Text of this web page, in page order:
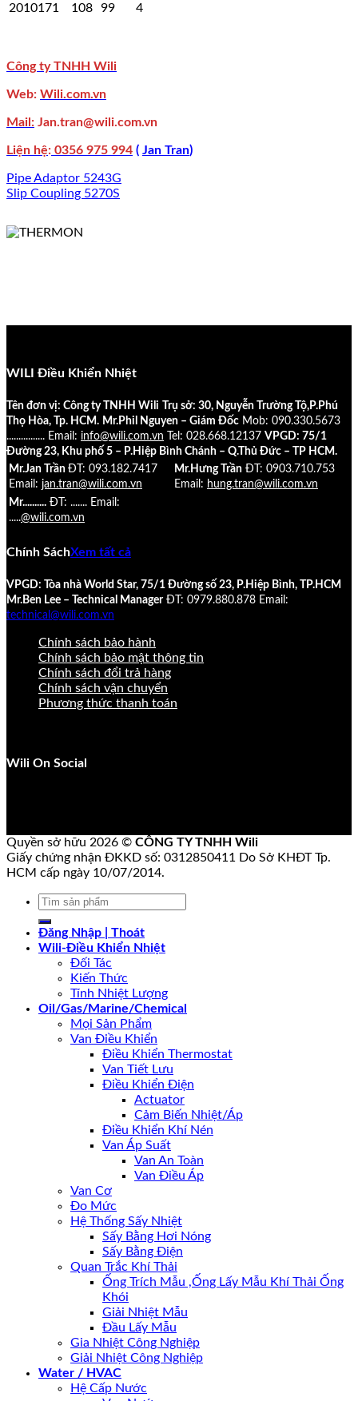
2010171
108 99 4
Công ty TNHH Wili
Web: Wili.com.vn
Mail: Jan.tran@wili.com.vn
Liện hệ: 0356 975 994 ( Jan Tran)
Pipe Adaptor 5243G
Slip Coupling 5270S
WILI Điều Khiển Nhiệt
Tên đơn vị: Công ty TNHH Wili
Trụ sở: 30, Nguyễn Trường Tộ,P.Phú
Thọ Hòa, Tp. HCM. Mr.Phil Nguyen – Giám Đốc Mob: 090.330.5673
................ Email: info@wili.com.vn Tel: 028.668.12137 VPGD: 75/1
Đường 23, Khu phố 5 – P.Hiệp Bình Chánh – Q.Thủ Đức – TP HCM.
Mr.Jan Trần ĐT: 093.182.7417
Email: jan.tran@wili.com.vn
Mr.Hưng Trần ĐT: 0903.710.753
Email: hung.tran@wili.com.vn
Mr.......... ĐT: ....... Email:
.....@wili.com.vn
Chính SáchXem tất cả
VPGD: Tòa nhà World Star, 75/1 Đường số 23, P.Hiệp Bình, TP.HCM
Mr.Ben Lee – Technical Manager ĐT: 0979.880.878 Email:
technical@wili.com.vn
Chính sách bảo hành
Chính sách bảo mật thông tin
Chính sách đổi trả hàng
Chính sách vận chuyển
Phương thức thanh toán
Wili On Social
Quyền sở hữu 2026 © CÔNG TY TNHH Wili
Giấy chứng nhận ĐKKD số: 0312850411 Do Sở KHĐT Tp.
HCM cấp ngày 10/07/2014.
Tìm
Đăng Nhập | Thoát
Wili-Điều Khiển Nhiệt
Đối Tác
Kiến Thức
Tính Nhiệt Lượng
Oil/Gas/Marine/Chemical
Mọi Sản Phẩm
Van Điều Khiển
Điều Khiển Thermostat
Van Tiết Lưu
Điều Khiển Điện
Actuator
Cảm Biến Nhiệt/Áp
Điều Khiển Khí Nén
Van Áp Suất
Van An Toàn
Van Điều Áp
Van Cơ
Đo Mức
Hệ Thống Sấy Nhiệt
Sấy Bằng Hơi Nóng
Sấy Bằng Điện
Quan Trắc Khí Thải
Ống Trích Mẫu ,Ống Lấy Mẫu Khí Thải Ống
Khói
Giải Nhiệt Mẫu
Đầu Lấy Mẫu
Gia Nhiệt Công Nghiệp
Giải Nhiệt Công Nghiệp
Water / HVAC
Hệ Cấp Nước